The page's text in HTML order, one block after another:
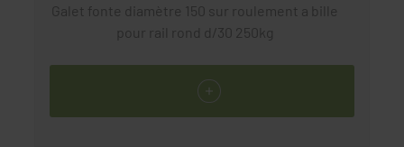
Galet fonte diamètre 150 sur roulement a bille
pour rail rond d/30 250kg